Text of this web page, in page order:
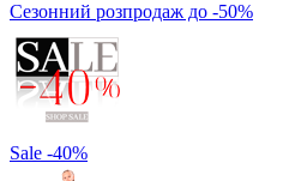
Сезонний розпродаж до -50%
Sale -40%